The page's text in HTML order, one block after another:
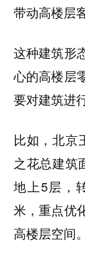
带动高楼层
这种建筑形
心的高楼层
要对建筑进
比如，北京
之花总建筑
地上5层，
米，重点优
高楼层空间。